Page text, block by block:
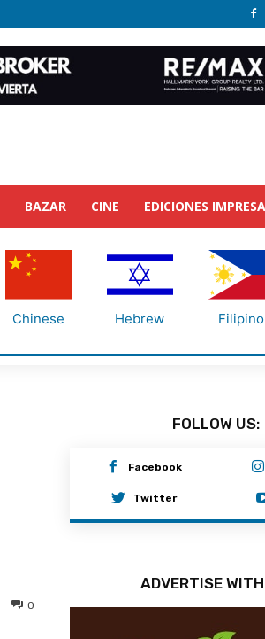
BAZAR CINE EDICIONES
Chinese Hebrew Filipino
0
FOLLOW US:
Facebook
Twitter
ADVERTISE